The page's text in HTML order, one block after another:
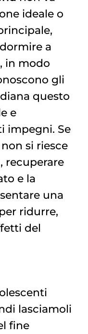
ideale o
a
in modo
gli
questo
e
impegni. Se
si riesce
recuperare
e la
una
per ridurre,
del
lasciamoli
fine